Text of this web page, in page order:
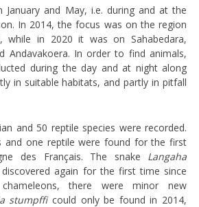
January and May, i.e. during and at the
In 2014, the focus was on the region
while in 2020 it was on Sahabedara,
Andavakoera. In order to find animals,
during the day and at night along
in suitable habitats, and partly in pitfall
and 50 reptile species were recorded.
and one reptile were found for the first
des Français. The snake Langaha
again for the first time since
there were minor new
stumpfficould only be found in 2014,